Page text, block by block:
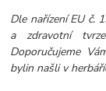
Dle nařízení EU č.
a zdravotní
Doporučujeme
bylin našli v